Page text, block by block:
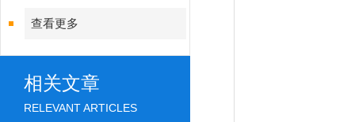
查看更多
相关文章
RELEVANT ARTICLES